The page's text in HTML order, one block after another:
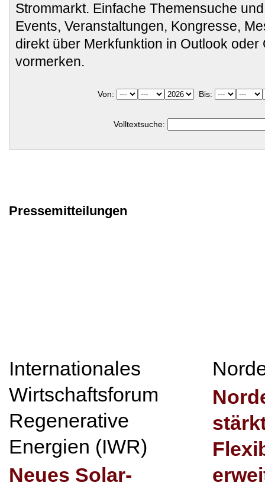
Strommarkt. Einfache Themensuche
Events, Veranstaltungen, Kongresse,
direkt über Merkfunktion in Outlook oder
vormerken.
Von: Bis:
Volltextsuche:
Pressemitteilungen
Internationales
Wirtschaftsforum
Regenerative
Energien (IWR)
Neues Solar-